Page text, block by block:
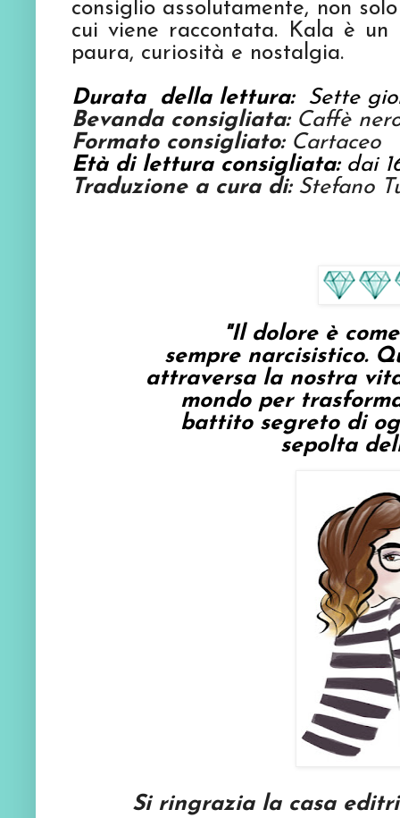
consiglio assolutamente, non
cui viene raccontata. Kala è
paura, curiosità e nostalgia.
Durata della lettura:
Sette
Bevanda consigliata:Caffè
Formato consigliato: Cartaceo
Età di lettura consigliata:dai
Traduzione a cura di: Stefano
"Il dolore è come
sempre narcisistico.
attraversa la nostra
mondo per
battito segreto di
sepolta
Si ringrazia la casa